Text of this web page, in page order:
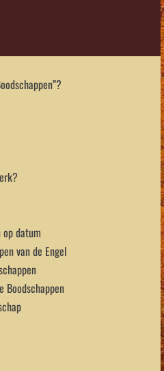
op datum
van de Engel
Boodschappen